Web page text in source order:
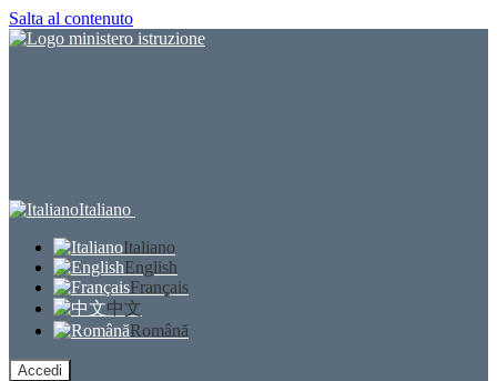
Salta al contenuto
Italiano
Italiano
English
Français
中文
Română
Accedi